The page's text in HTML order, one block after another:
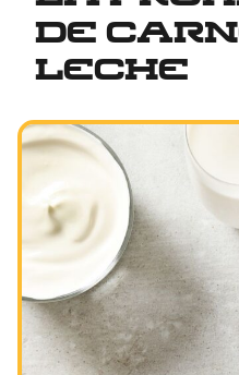
de
leche